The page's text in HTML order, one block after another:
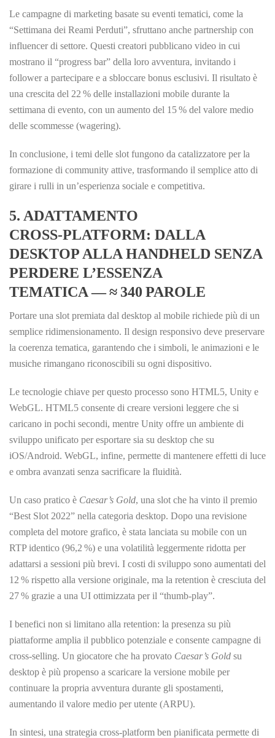
Le campagne di marketing basate su eventi tematici, come la
“Settimana dei Reami Perduti”, sfruttano anche partnership con
influencer di settore. Questi creatori pubblicano video in cui
mostrano il “progress bar” della loro avventura, invitando i
follower a partecipare e a sbloccare bonus esclusivi. Il risultato è
una crescita del 22 % delle installazioni mobile durante la
settimana di evento, con un aumento del 15 % del valore medio
delle scommesse (wagering).
In conclusione, i temi delle slot fungono da catalizzatore per la
formazione di community attive, trasformando il semplice atto di
girare i rulli in un’esperienza sociale e competitiva.
5. ADATTAMENTO
CROSS‑PLATFORM: DALLA
DESKTOP ALLA HANDHELD SENZA
PERDERE L’ESSENZA
TEMATICA — ≈ 340 PAROLE
Portare una slot premiata dal desktop al mobile richiede più di un
semplice ridimensionamento. Il design responsivo deve preservare
la coerenza tematica, garantendo che i simboli, le animazioni e le
musiche rimangano riconoscibili su ogni dispositivo.
Le tecnologie chiave per questo processo sono HTML5, Unity e
WebGL. HTML5 consente di creare versioni leggere che si
caricano in pochi secondi, mentre Unity offre un ambiente di
sviluppo unificato per esportare sia su desktop che su
iOS/Android. WebGL, infine, permette di mantenere effetti di luce
e ombra avanzati senza sacrificare la fluidità.
Un caso pratico è Caesar’s Gold, una slot che ha vinto il premio
“Best Slot 2022” nella categoria desktop. Dopo una revisione
completa del motore grafico, è stata lanciata su mobile con un
RTP identico (96,2 %) e una volatilità leggermente ridotta per
adattarsi a sessioni più brevi. I costi di sviluppo sono aumentati del
12 % rispetto alla versione originale, ma la retention è cresciuta del
27 % grazie a una UI ottimizzata per il “thumb‑play”.
I benefici non si limitano alla retention: la presenza su più
piattaforme amplia il pubblico potenziale e consente campagne di
cross‑selling. Un giocatore che ha provato Caesar’s Gold su
desktop è più propenso a scaricare la versione mobile per
continuare la propria avventura durante gli spostamenti,
aumentando il valore medio per utente (ARPU).
In sintesi, una strategia cross‑platform ben pianificata permette di